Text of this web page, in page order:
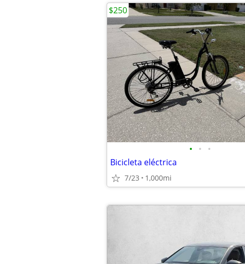
• • •
Bicicleta eléctrica
7/23 1,000mi
$250